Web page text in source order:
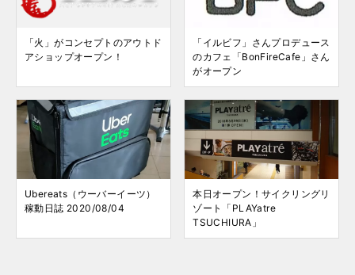
「火」がコンセプトのアウトド
アショップオープン！
「イルビフ」さんプロデュース
のカフェ「BonFireCafe」さん
がオープン
Ubereats（ウーバーイーツ）
稼動日誌 2020/08/04
本日オープン！サイクリングリ
ゾート「PLAYatre
TSUCHIURA」